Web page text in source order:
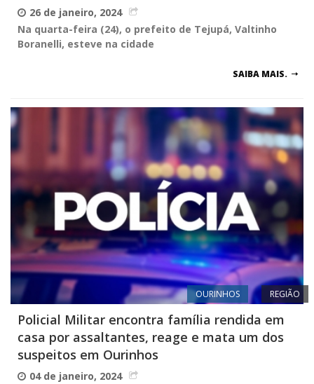
26 de janeiro, 2024
Na quarta-feira (24), o prefeito de Tejupá, Valtinho
Boranelli, esteve na cidade
SAIBA MAIS.
OURINHOS REGIÃO
Policial Militar encontra família rendida em
casa por assaltantes, reage e mata um dos
suspeitos em Ourinhos
04 de janeiro, 2024